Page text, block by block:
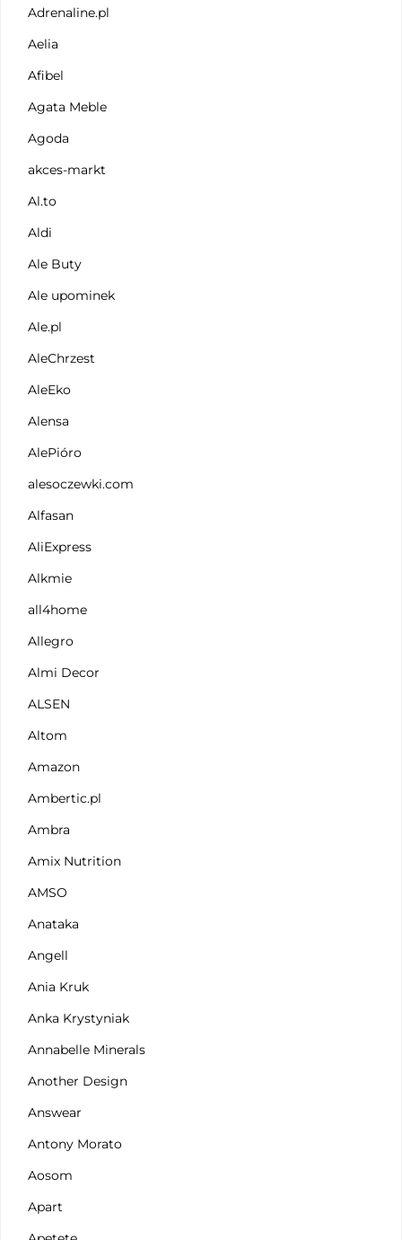
Adrenaline.pl
Aelia
Afibel
Agata Meble
Agoda
akces-markt
Al.to
Aldi
Ale Buty
Ale upominek
Ale.pl
AleChrzest
AleEko
Alensa
AlePióro
alesoczewki.com
Alfasan
AliExpress
Alkmie
all4home
Allegro
Almi Decor
ALSEN
Altom
Amazon
Ambertic.pl
Ambra
Amix Nutrition
AMSO
Anataka
Angell
Ania Kruk
Anka Krystyniak
Annabelle Minerals
Another Design
Answear
Antony Morato
Aosom
Apart